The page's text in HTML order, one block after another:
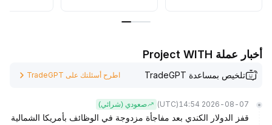
أخبار عملة Project WITH
تلخيص بمساعدة TradeGPT اطرح أسئلتك على TradeGPT
2026-08-07 14:54
(UTC) صعودي (شرائي)
قفز الدولار الكندي بعد مفاجأة مزدوجة في الوظائف بأمريكا الشمالية